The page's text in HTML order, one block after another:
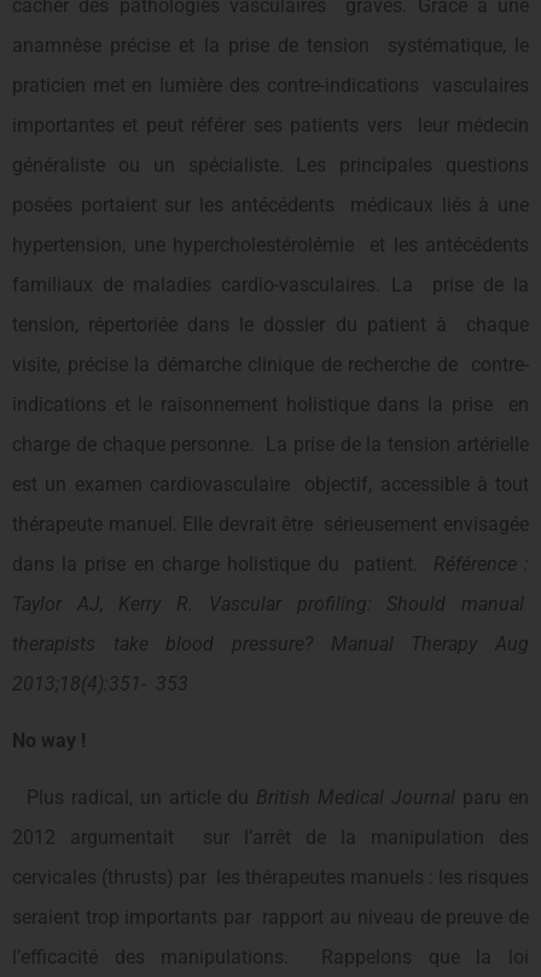
cacher des pathologies vasculaires graves. Grâce à une
anamnèse précise et la prise de tension systématique, le
praticien met en lumière des contre-indications vasculaires
importantes et peut référer ses patients vers leur médecin
généraliste ou un spécialiste. Les principales questions
posées portaient sur les antécédents médicaux liés à une
hypertension, une hypercholestérolémie et les antécédents
familiaux de maladies cardio-vasculaires. La prise de la
tension, répertoriée dans le dossier du patient à chaque
visite, précise la démarche clinique de recherche de contre-
indications et le raisonnement holistique dans la prise en
charge de chaque personne. La prise de la tension artérielle
est un examen cardiovasculaire objectif, accessible à tout
thérapeute manuel. Elle devrait être sérieusement envisagée
dans la prise en charge holistique du patient. Référence :
Taylor AJ, Kerry R. Vascular profiling: Should manual
therapists take blood pressure? Manual Therapy Aug
2013;18(4):351- 353
No way !
Plus radical, un article du British Medical Journal paru en
2012 argumentait sur l’arrêt de la manipulation des
cervicales (thrusts) par les thérapeutes manuels : les risques
seraient trop importants par rapport au niveau de preuve de
l’efficacité des manipulations. Rappelons que la loi